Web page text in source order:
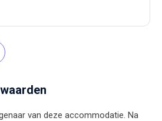
van deze accommodatie. Na